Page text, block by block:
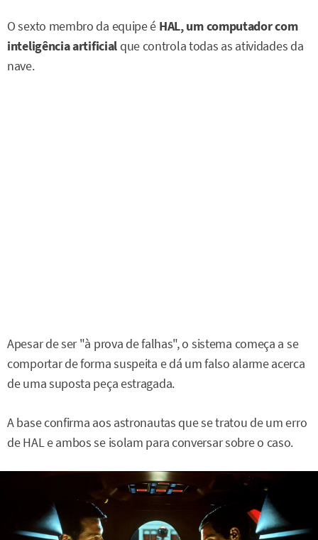
O sexto membro da equipe é HAL, um computador com
inteligência artificialque controla todas as atividades da
nave.
Apesar de ser "à prova de falhas", o sistema começa a se
comportar de forma suspeita e dá um falso alarme acerca
de uma suposta peça estragada.
A base confirma aos astronautas que se tratou de um erro
de HAL e ambos se isolam para conversar sobre o caso.